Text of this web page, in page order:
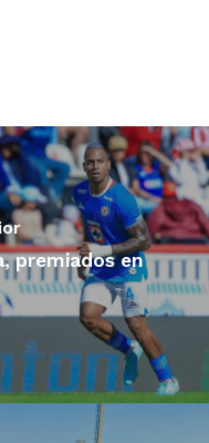
premiados en